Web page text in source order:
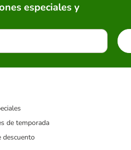
especiales y
de temporada
descuento